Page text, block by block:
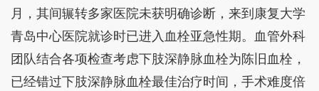
月，其间辗转多家医院未获明确诊断，来到康复大学
青岛中心医院就诊时已进入血栓亚急性期。血管外科
团队结合各项检查考虑下肢深静脉血栓为陈旧血栓，
已经错过下肢深静脉血栓最佳治疗时间，手术难度倍